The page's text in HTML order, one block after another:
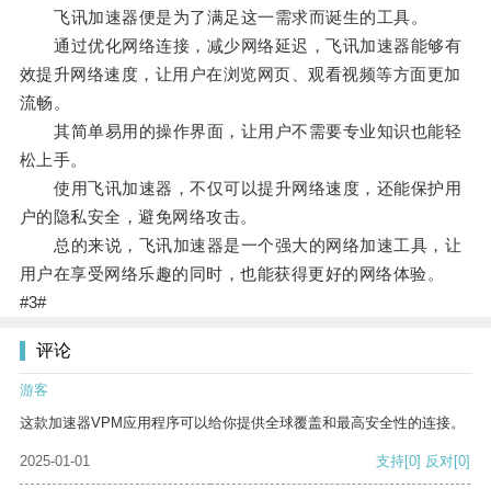
飞讯加速器便是为了满足这一需求而诞生的工具。
通过优化网络连接，减少网络延迟，飞讯加速器能够有
效提升网络速度，让用户在浏览网页、观看视频等方面更加
流畅。
其简单易用的操作界面，让用户不需要专业知识也能轻
松上手。
使用飞讯加速器，不仅可以提升网络速度，还能保护用
户的隐私安全，避免网络攻击。
总的来说，飞讯加速器是一个强大的网络加速工具，让
用户在享受网络乐趣的同时，也能获得更好的网络体验。
#3#
评论
游客
这款加速器VPM应用程序可以给你提供全球覆盖和最高安全性的连接。
2025-01-01 支持[0] 反对[0]